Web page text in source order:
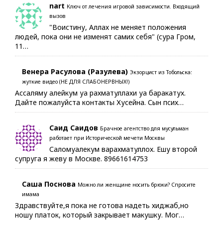
nart Ключ от лечения игровой зависимости. Входящий
вызов
"Воистину, Аллах не меняет положения
людей, пока они не изменят самих себя" (сура Гром,
11…
Венера Расулова (Разулева) Экзорцист из Тобольска:
жуткие видео (НЕ ДЛЯ СЛАБОНЕРВНЫХ!)
Ассаляму алейкум уа рахматуллахи уа баракатух.
Дайте пожалуйста контакты Хусейна. Сын псих…
Саид Саидов Брачное агентство для мусульман
работает при Исторической мечети Москвы
Саломуалекум варахматуллох. Ешу второй
супруга я жеву в Москве. 89661614753
Саша Поснова Можно ли женщине носить брюки? Спросите
имама
Здравствуйте,я пока не готова надеть хиджаб,но
ношу платок, который закрывает макушку. Мог…